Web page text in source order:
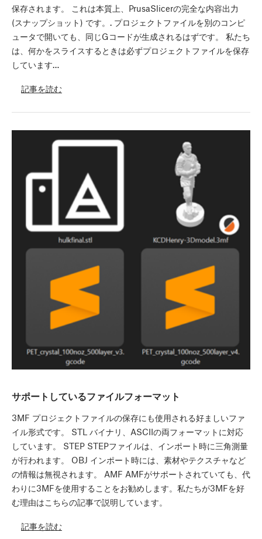
保存されます。 これは本質上、PrusaSlicerの完全な内容出力
(スナップショット) です。. プロジェクトファイルを別のコンピ
ュータで開いても、同じGコードが生成されるはずです。 私たち
は、何かをスライスするときは必ずプロジェクトファイルを保存
しています…
記事を読む
サポートしているファイルフォーマット
3MF プロジェクトファイルの保存にも使用される好ましいファ
イル形式です。 STL バイナリ、ASCIIの両フォーマットに対応
しています。 STEP STEPファイルは、インポート時に三角測量
が行われます。 OBJ インポート時には、素材やテクスチャなど
の情報は無視されます。 AMF AMFがサポートされていても、代
わりに3MFを使用することをお勧めします。私たちが3MFを好
む理由はこちらの記事で説明しています。
記事を読む